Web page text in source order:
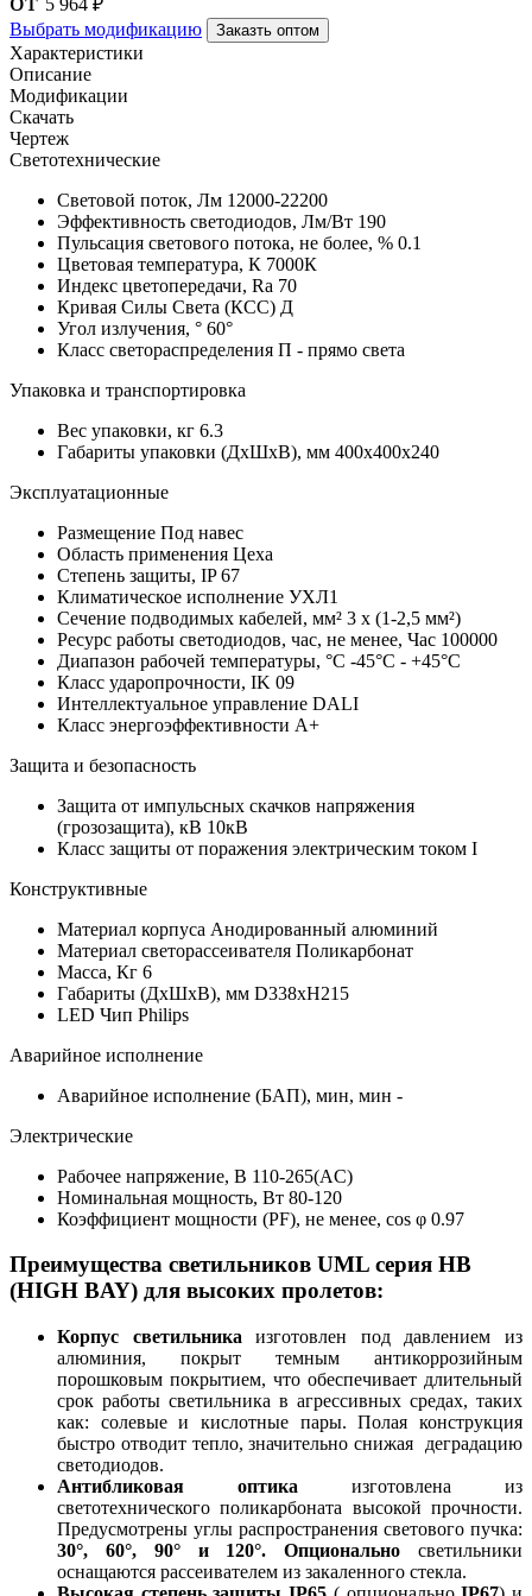
Выбрать модификацию
Заказть оптом
Характеристики
Описание
Модификации
Скачать
Чертеж
Светотехнические
Световой поток, Лм 12000-22200
Эффективность светодиодов, Лм/Вт 190
Пульсация светового потока, не более, % 0.1
Цветовая температура, К 7000К
Индекс цветопередачи, Ra 70
Кривая Силы Света (КСС) Д
Угол излучения, ° 60°
Класс светораспределения П - прямо света
Упаковка и транспортировка
Вес упаковки, кг 6.3
Габариты упаковки (ДхШхВ), мм 400x400x240
Эксплуатационные
Размещение Под навес
Область применения Цеха
Степень защиты, IP67
Климатическое исполнение УХЛ1
Сечение подводимых кабелей, мм² 3 x (1-2,5 мм²)
Ресурс работы светодиодов, час, не менее, Час 100000
Диапазон рабочей температуры, °С -45°C - +45°C
Класс ударопрочности, IK 09
Интеллектуальное управление DALI
Класс энергоэффективности A+
Защита и безопасность
Защита от импульсных скачков напряжения
(грозозащита), кВ 10кВ
Класс защиты от поражения электрическим током I
Конструктивные
Материал корпуса Анодированный алюминий
Материал светорассеивателя Поликарбонат
Масса, Кг 6
Габариты (ДхШхВ), мм D338хH215
LED Чип Philips
Аварийное исполнение
Аварийное исполнение (БАП), мин, мин -
Электрические
Рабочее напряжение, В 110-265(AC)
Номинальная мощность, Вт 80-120
Коэффициент мощности (PF), не менее, cos φ 0.97
Преимущества светильников UML серия HB
(HIGH BAY) для высоких пролетов:
Корпус светильника изготовлен под давлением из
алюминия, покрыт темным антикоррозийным
порошковым покрытием, что обеспечивает длительный
срок работы светильника в агрессивных средах, таких
как: солевые и кислотные пары. Полая конструкция
быстро отводит тепло, значительно снижая деградацию
светодиодов.
Антибликовая оптика изготовлена из
светотехнического поликарбоната высокой прочности.
Предусмотрены углы распространения светового пучка:
30°, 60°, 90° и 120°. Опционально светильники
оснащаются рассеивателем из закаленного стекла.